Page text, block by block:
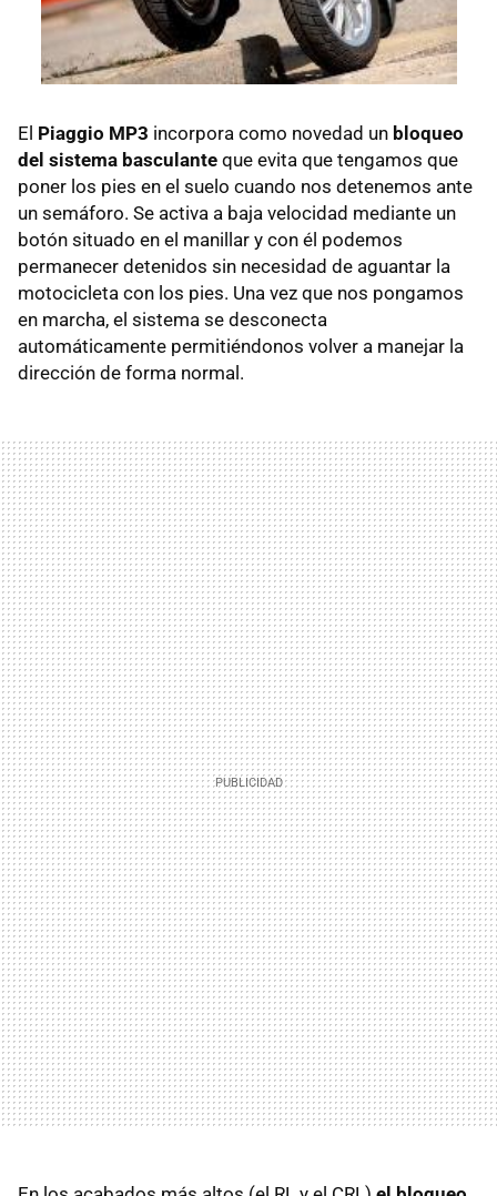
El Piaggio MP3 incorpora como novedad un bloqueo
del sistema basculante que evita que tengamos que
poner los pies en el suelo cuando nos detenemos ante
un semáforo. Se activa a baja velocidad mediante un
botón situado en el manillar y con él podemos
permanecer detenidos sin necesidad de aguantar la
motocicleta con los pies. Una vez que nos pongamos
en marcha, el sistema se desconecta
automáticamente permitiéndonos volver a manejar la
dirección de forma normal.